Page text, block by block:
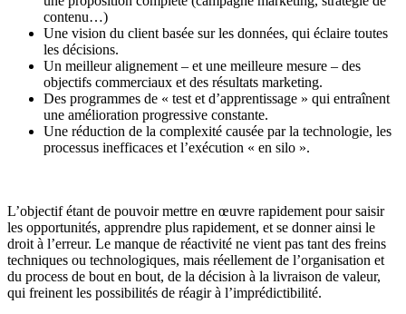
contenu…)
Une vision du client basée sur les données, qui éclaire toutes
les décisions.
Un meilleur alignement – et une meilleure mesure – des
objectifs commerciaux et des résultats marketing.
Des programmes de « test et d’apprentissage » qui entraînent
une amélioration progressive constante.
Une réduction de la complexité causée par la technologie, les
processus inefficaces et l’exécution « en silo ».
L’objectif étant de pouvoir mettre en œuvre rapidement pour saisir
les opportunités, apprendre plus rapidement, et se donner ainsi le
droit à l’erreur. Le manque de réactivité ne vient pas tant des freins
techniques ou technologiques, mais réellement de l’organisation et
du process de bout en bout, de la décision à la livraison de valeur,
qui freinent les possibilités de réagir à l’imprédictibilité.